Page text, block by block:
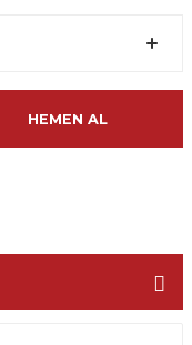
HEMEN AL